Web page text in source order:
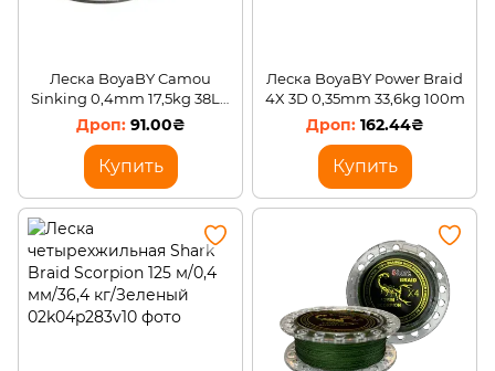
Леска BoyaBY Camou
Sinking 0,4mm 17,5kg 38LB
300m Brown
91.00₴
Купить
Леска BoyaBY Power Braid
4X 3D 0,35mm 33,6kg 100m
162.44₴
Купить